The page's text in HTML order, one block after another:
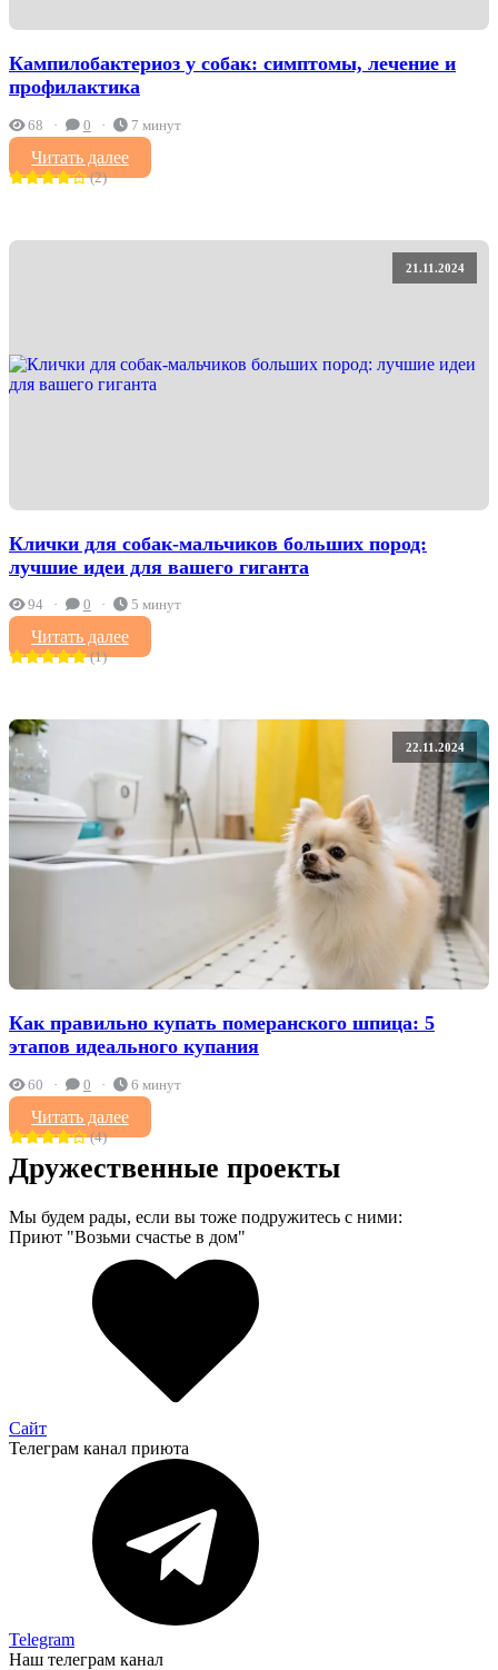
Кампилобактериоз у собак: симптомы, лечение и
профилактика
68 0 7 минут
Читать далее
(2)
21.11.2024
Клички для собак-мальчиков больших пород:
лучшие идеи для вашего гиганта
94 0 5 минут
Читать далее
(1)
22.11.2024
Как правильно купать померанского шпица: 5
этапов идеального купания
60 0 6 минут
Читать далее
(4)
Дружественные проекты
Мы будем рады, если вы тоже подружитесь с ними:
Приют "Возьми счастье в дом"
Сайт
Телеграм канал приюта
Telegram
Наш телеграм канал